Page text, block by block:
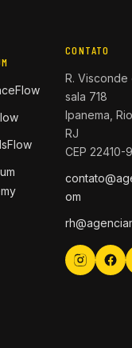
CONTATO
R.
sala 718
Ipanema,
RJ
CEP 22410-
om